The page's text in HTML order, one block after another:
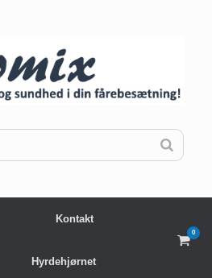
Kontakt
Hyrdehjørnet
View
0